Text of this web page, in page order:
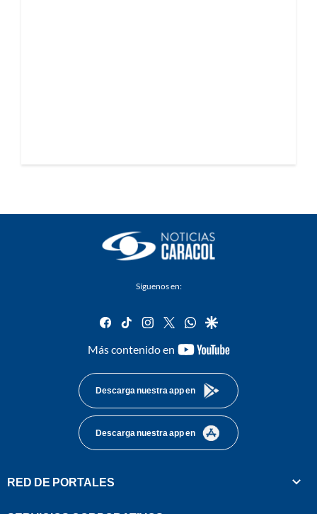
Síguenos en:
facebook
tiktok instagram
twitterwhatsapp
google
Más contenido en
youtube-
Descarga nuestra app en
Descarga nuestra app en
RED DE PORTALES